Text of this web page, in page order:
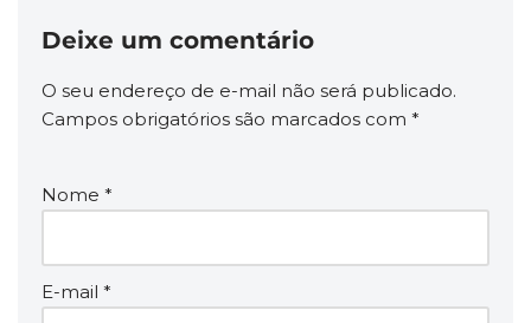
Deixe um comentário
O seu endereço de e-mail não será publicado.
Campos obrigatórios são marcados com *
Nome *
E-mail *